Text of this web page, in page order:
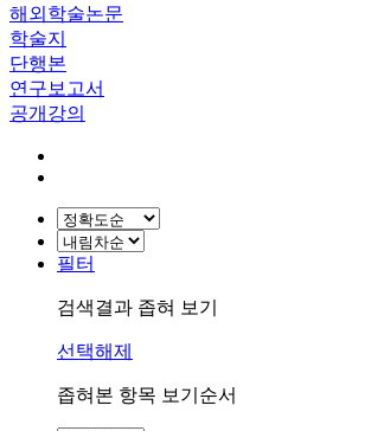
해외학술논문
학술지
단행본
연구보고서
공개강의
필터
검색결과 좁혀 보기
선택해제
좁혀본 항목 보기순서